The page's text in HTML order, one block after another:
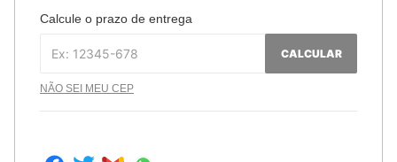
Calcule o prazo de entrega
CALCULAR
NÃO SEI MEU CEP